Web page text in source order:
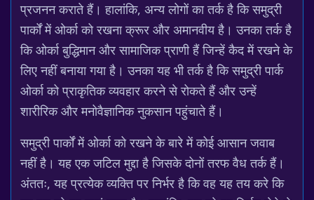
प्रजनन कराते हैं। हालांकि, अन्य लोगों का तर्क है कि समुद्री
पार्कों में ओर्का को रखना क्रूर और अमानवीय है। उनका तर्क है
कि ओर्का बुद्धिमान और सामाजिक प्राणी हैं जिन्हें कैद में रखने के
लिए नहीं बनाया गया है। उनका यह भी तर्क है कि समुद्री पार्क
ओर्का को प्राकृतिक व्यवहार करने से रोकते हैं और उन्हें
शारीरिक और मनोवैज्ञानिक नुकसान पहुंचाते हैं।
समुद्री पार्कों में ओर्का को रखने के बारे में कोई आसान जवाब
नहीं है। यह एक जटिल मुद्दा है जिसके दोनों तरफ वैध तर्क हैं।
अंततः, यह प्रत्येक व्यक्ति पर निर्भर है कि वह यह तय करे कि